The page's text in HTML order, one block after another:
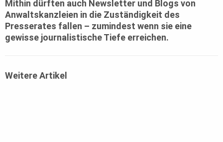
Mithin dürften auch Newsletter und Blogs von
Anwaltskanzleien in die Zuständigkeit des
Presserates fallen – zumindest wenn sie eine
gewisse journalistische Tiefe erreichen.
Weitere Artikel